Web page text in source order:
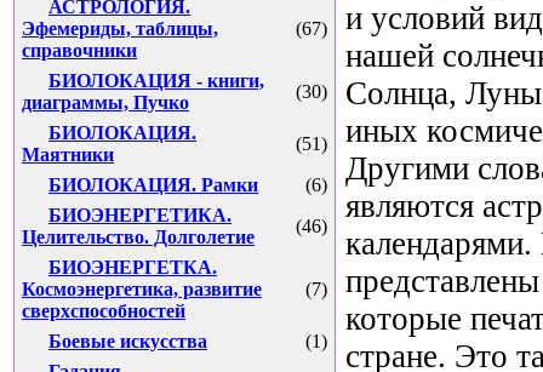
АСТРОЛОГИЯ.
Эфемериды, таблицы,
справочники
(67)
БИОЛОКАЦИЯ - книги,
диаграммы, Пучко
(30)
БИОЛОКАЦИЯ.
Маятники
(51)
БИОЛОКАЦИЯ. Рамки
(6)
БИОЭНЕРГЕТИКА.
Целительство. Долголетие
(46)
БИОЭНЕРГЕТКА.
Космоэнергетика, развитие
сверхспособностей
(7)
Боевые искусства
(1)
и условий
нашей
Солнца,
иных
Другими
являются
которые
стране. Это